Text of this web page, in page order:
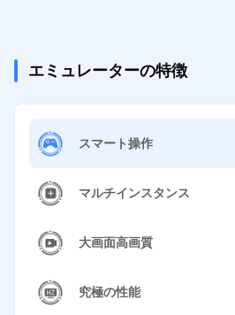
エミュレーターの特徴
スマート操作
マルチインスタンス
大画面高画質
究極の性能